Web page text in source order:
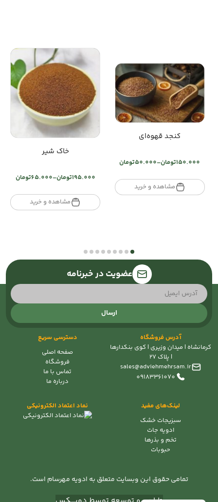
کنجد قهوه‌ای
تومان150.000
– تومان50.000
Price
تومان50.000
through
مشاهده و خرید
خاک شیر
تومان195.000
– تومان65.000
Price
تومان65.000
through
مشاهده و خرید
عضویت در خبرنامه
ارسال
آدرس فروشگاه
کرمانشاه | میدان وزیری | کوی بنکدارها
| پلاک 27
sales@adviehmehrsam.ir
09183361070
دسترسی سریع
صفحه اصلی
فروشگاه
تماس با ما
درباره ما
لینک‌های مفید
سبزیجات خشک
ادویه جات
تخم و بذرها
حبوبات
نماد اعتماد الکترونیکی
تمامی حقوق این وبسایت متعلق به ادویه مهرسام است.